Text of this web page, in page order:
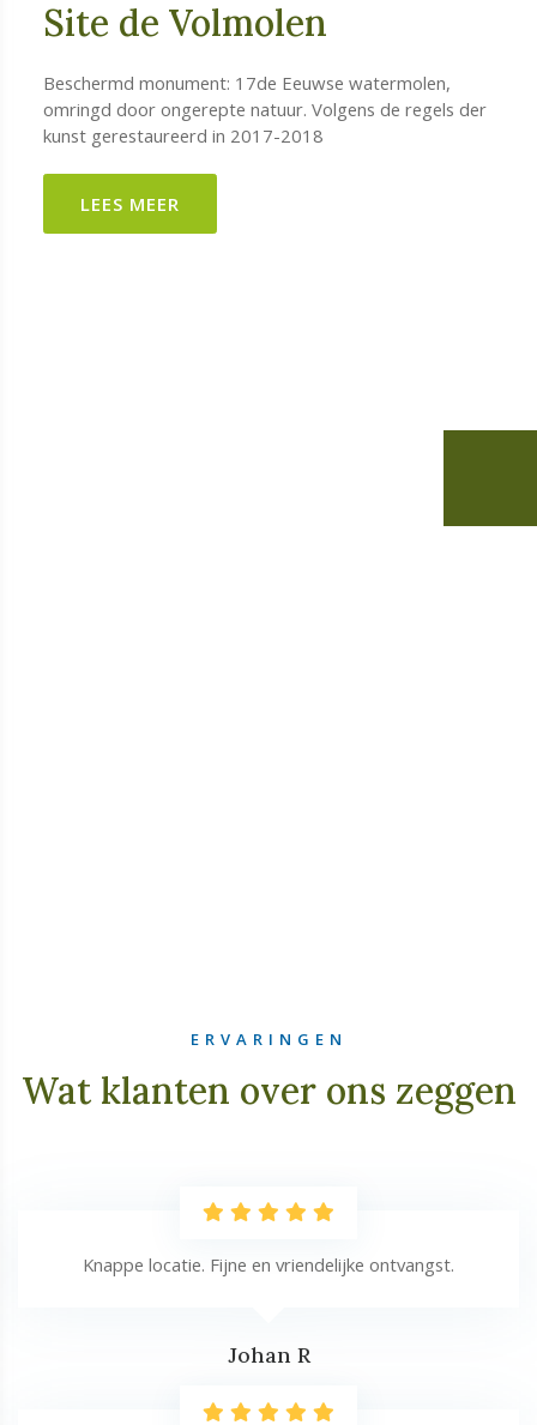
Site de Volmolen
Beschermd monument: 17de Eeuwse watermolen,
omringd door ongerepte natuur. Volgens de regels der
kunst gerestaureerd in 2017-2018
LEES MEER
ERVARINGEN
Wat klanten over ons zeggen
Johan R
Knappe locatie. Fijne en vriendelijke ontvangst.